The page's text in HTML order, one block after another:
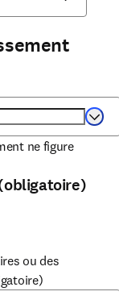
ne figure
ou des